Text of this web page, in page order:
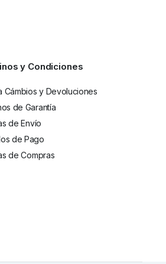
y Condiciones
Cámbios y Devoluciones
de Garantía
de Envío
de Pago
de Compras